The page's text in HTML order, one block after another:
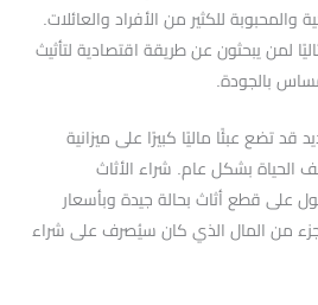
للكثير من الأفراد والعائلات.
لمن يبحثون عن طريقة اقتصادية لتأثيث
بالجودة.
قد تضع عبئًا ماليًا كبيرًا على ميزانية
الحياة بشكل عام. شراء الأثاث
على قطع أثاث بحالة جيدة وبأسعار
من المال الذي كان سيُصرف على شراء